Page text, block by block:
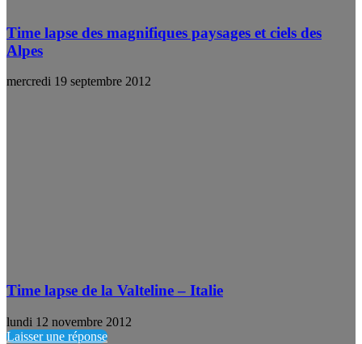
Time lapse des magnifiques paysages et ciels des
Alpes
mercredi 19 septembre 2012
Time lapse de la Valteline – Italie
lundi 12 novembre 2012
Laisser une réponse